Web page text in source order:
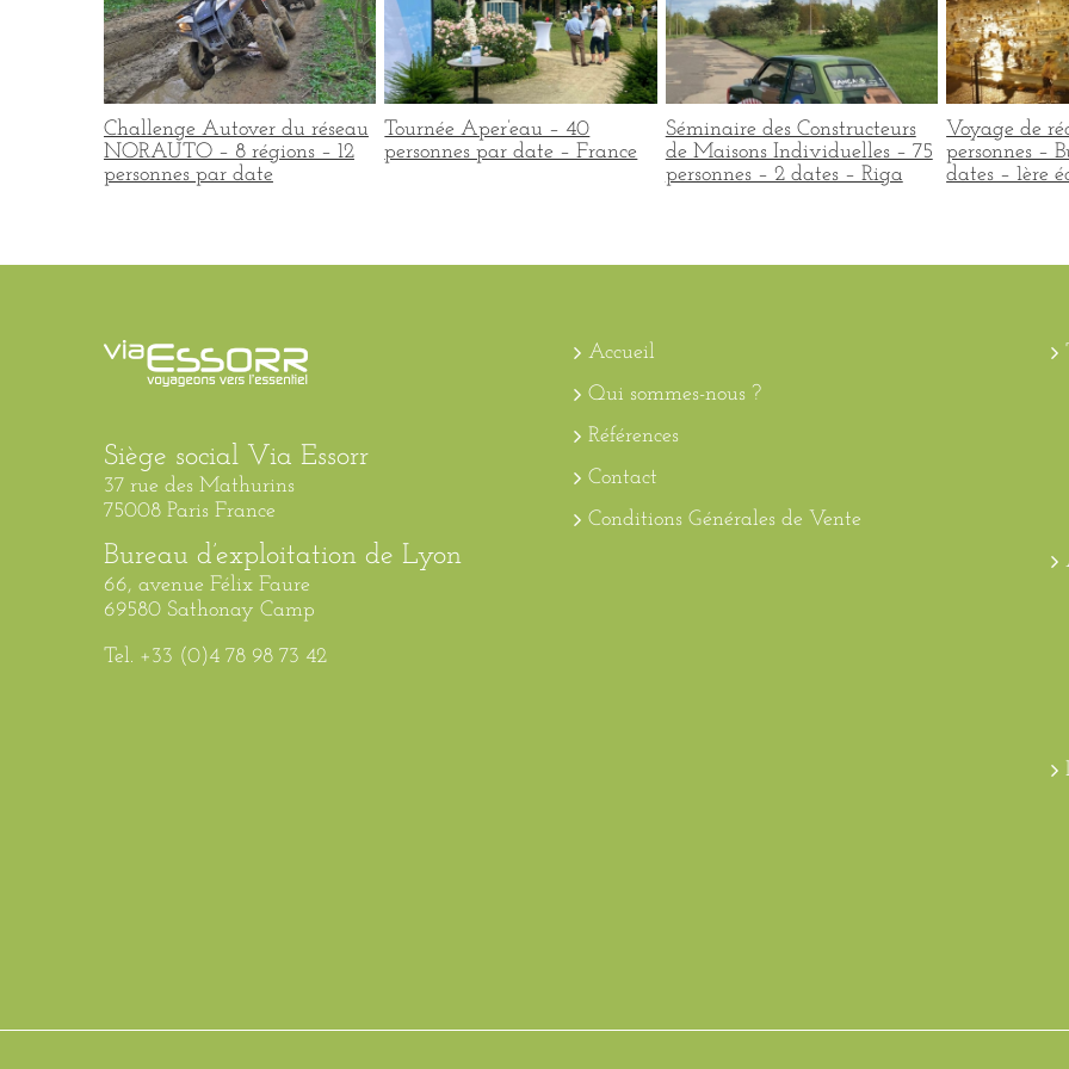
Challenge Autover du réseau
NORAUTO – 8 régions – 12
personnes par date
Tournée Aper’eau – 40
personnes par date – France
Séminaire des Constructeurs
de Maisons Individuelles – 75
personnes – 2 dates – Riga
Voyage de
personnes –
dates – 1ère
Siège social Via Essorr
37 rue des Mathurins
75008 Paris France
Bureau d’exploitation de Lyon
66, avenue Félix Faure
69580 Sathonay Camp
Tel. +33 (0)4 78 98 73 42
Accueil
Qui sommes-nous ?
Références
Contact
Conditions Générales de Vente